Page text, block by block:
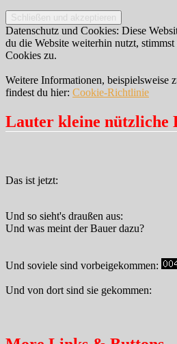
Datenschutz und Cookies: Diese
du die Website weiterhin nutzt,
Cookies zu.
Weitere Informationen, beispielsweise
findest du hier: Cookie-Richtlinie
Lauter kleine nützliche
Das ist jetzt:
Und so sieht's draußen aus:
Und was meint der Bauer dazu?
Und soviele sind vorbeigekommen:
Und von dort sind sie gekommen: